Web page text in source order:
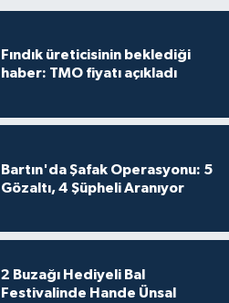
Fındık üreticisinin beklediği
haber: TMO fiyatı açıkladı
Bartın'da Şafak Operasyonu: 5
Gözaltı, 4 Şüpheli Aranıyor
2 Buzağı Hediyeli Bal
Festivalinde Hande Ünsal